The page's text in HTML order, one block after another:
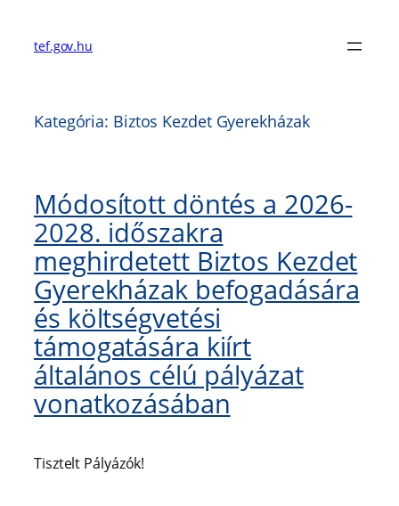
tartalomhoz
tef.gov.hu
Kategória: Biztos Kezdet Gyerekházak
Módosított döntés a 2026-
2028. időszakra
meghirdetett Biztos Kezdet
Gyerekházak befogadására
és költségvetési
támogatására kiírt
általános célú pályázat
vonatkozásában
Tisztelt Pályázók!